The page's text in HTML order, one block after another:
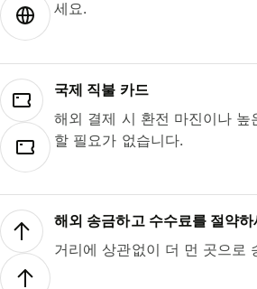
세요.
국제 직불 카드
해외 결제 시 환전 마진이나 높
할 필요가 없습니다.
해외 송금하고 수수료를 절약하
거리에 상관없이 더 먼 곳으로